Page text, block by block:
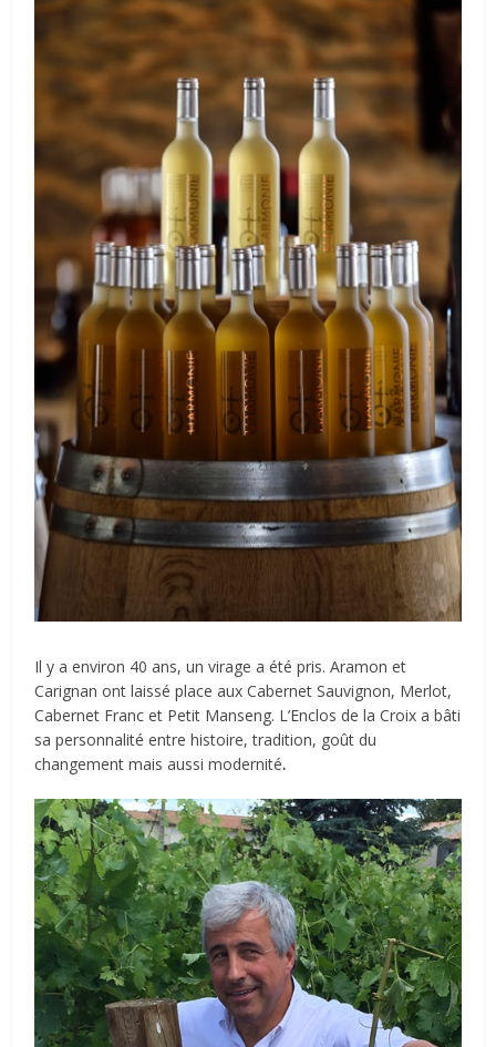
Il y a environ 40 ans, un virage a été pris. Aramon et
Carignan ont laissé place aux Cabernet Sauvignon, Merlot,
Cabernet Franc et Petit Manseng. L’Enclos de la Croix a bâti
sa personnalité entre histoire, tradition, goût du
changement mais aussi modernité.